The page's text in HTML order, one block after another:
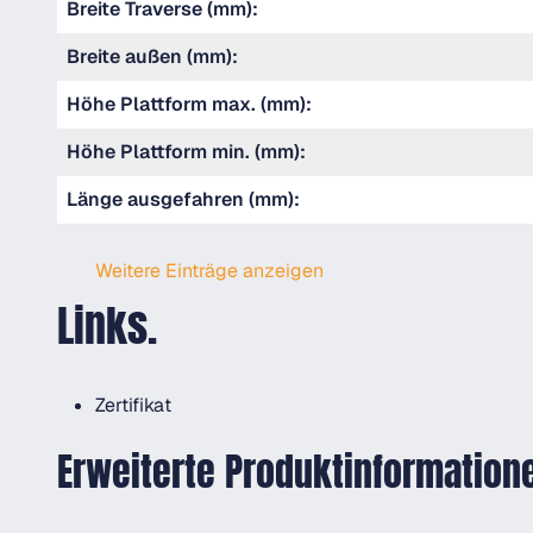
Breite Traverse (mm):
Breite außen (mm):
Höhe Plattform max. (mm):
Höhe Plattform min. (mm):
Länge ausgefahren (mm):
Weitere Einträge anzeigen
Links.
Zertifikat
Erweiterte